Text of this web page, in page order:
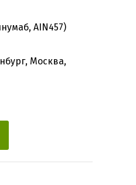
AIN457)
Москва,